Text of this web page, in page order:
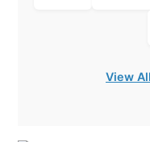
View